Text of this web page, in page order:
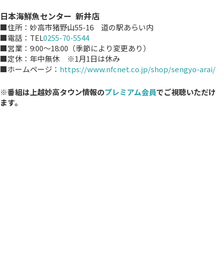
日本海鮮魚センター 新井店
■住所：妙高市猪野山55-16 道の駅あらい内
■電話：TEL0255-70-5544
■営業：9:00～18:00（季節により変更あり）
■定休：年中無休 ※1月1日は休み
■ホームページ： https://www.nfcnet.co.jp/shop/sengyo-arai/
※番組は上越妙高タウン情報のプレミアム会員でご視聴いただけ
ます。